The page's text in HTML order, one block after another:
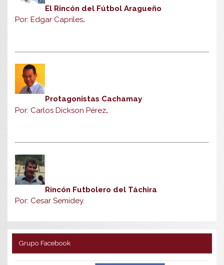
El Rincón del Fútbol Aragueño
Por: Edgar Capriles.
Protagonistas Cachamay
Por: Carlos Dickson Pérez.
Rincón Futbolero del Táchira
Por: Cesar Semidey.
Grupo Facebook